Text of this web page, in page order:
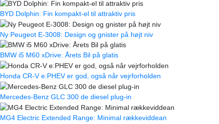
BYD Dolphin: Fin kompakt-el til attraktiv pris
Ny Peugeot E-3008: Design og gnister på højt niv
BMW i5 M60 xDrive: Årets Bil på glatis
Honda CR-V e:PHEV er god, også når vejrforholden
Mercedes-Benz GLC 300 de diesel plug-in
MG4 Electric Extended Range: Minimal rækkeviddean